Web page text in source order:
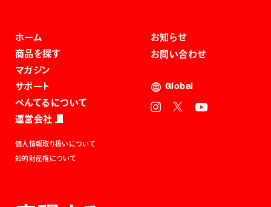
ホーム
商品を探す
マガジン
サポート
ぺんてるについて
運営会社
お知らせ
お問い合わせ
Global
個人情報取り扱いについて
知的財産権について